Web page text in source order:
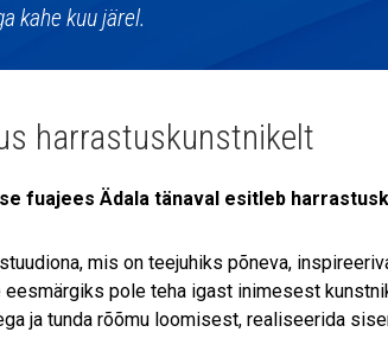
kahe kuu järel.
harrastuskunstnikelt
fuajees Ädala tänaval esitleb
mis on teejuhiks põneva,
eesmärgiks pole teha igast inimesest
ja tunda rõõmu loomisest, realiseerida